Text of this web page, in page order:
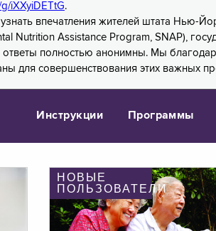
iXXyiDETtG.
впечатления жителей штата Нью-
Nutrition Assistance Program, SNAP),
полностью анонимны. Мы
для совершенствования этих
Инструкции Программы
НОВЫЕ
ПОЛЬЗОВАТЕЛИ